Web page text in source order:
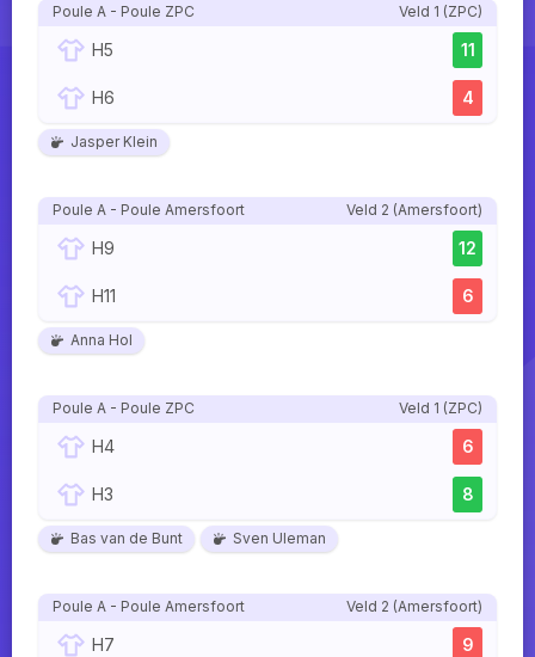
Poule A - Poule ZPC Veld 1 (ZPC)
H5 11
H6 4
Jasper Klein
Poule A - Poule Amersfoort Veld 2 (Amersfoort)
H9 12
H11 6
Anna Hol
Poule A - Poule ZPC Veld 1 (ZPC)
H4 6
H3 8
Bas van de Bunt Sven Uleman
Poule A - Poule Amersfoort Veld 2 (Amersfoort)
H7 9